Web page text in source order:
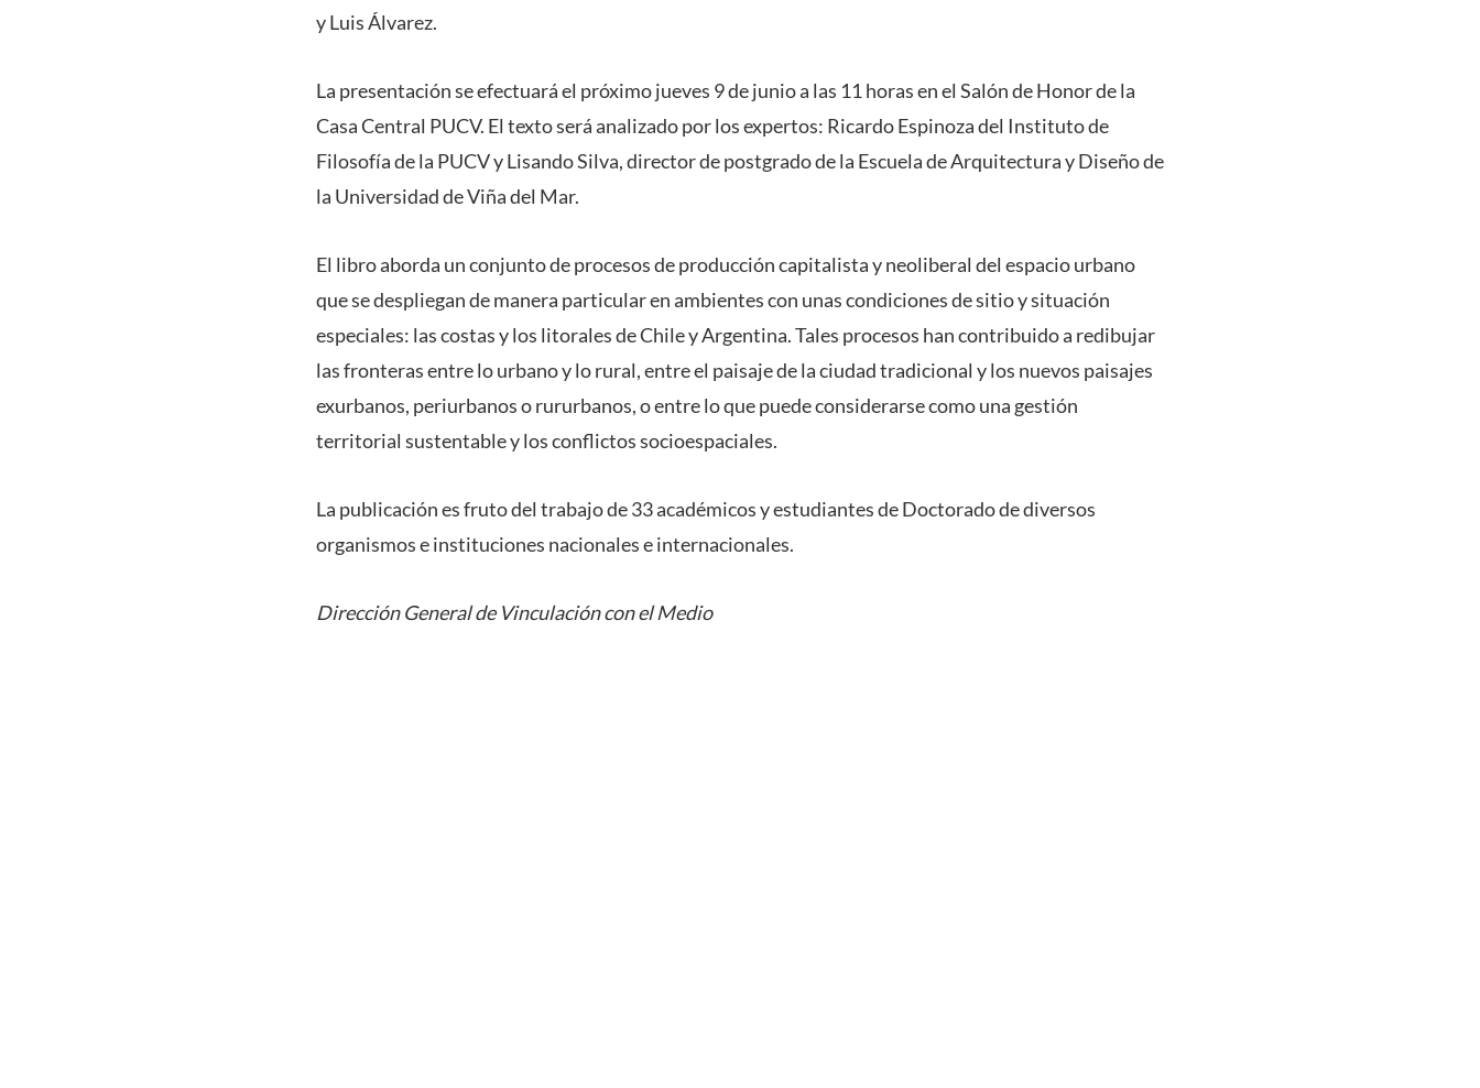
y Luis Álvarez.
La presentación se efectuará el próximo jueves 9 de junio a las 11 horas en el Salón de Honor de la
Casa Central PUCV. El texto será analizado por los expertos: Ricardo Espinoza del Instituto de
Filosofía de la PUCV y Lisando Silva, director de postgrado de la Escuela de Arquitectura y Diseño de
la Universidad de Viña del Mar.
El libro aborda un conjunto de procesos de producción capitalista y neoliberal del espacio urbano
que se despliegan de manera particular en ambientes con unas condiciones de sitio y situación
especiales: las costas y los litorales de Chile y Argentina. Tales procesos han contribuido a redibujar
las fronteras entre lo urbano y lo rural, entre el paisaje de la ciudad tradicional y los nuevos paisajes
exurbanos, periurbanos o rururbanos, o entre lo que puede considerarse como una gestión
territorial sustentable y los conflictos socioespaciales.
La publicación es fruto del trabajo de 33 académicos y estudiantes de Doctorado de diversos
organismos e instituciones nacionales e internacionales.
Dirección General de Vinculación con el Medio